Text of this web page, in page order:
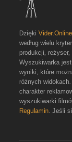
Dzięki Vider.Online
według wielu
produkcji,
Wyszukiwarka
wyniki, które
różnych
charakter
wyszukiwarki
Regulamin . Jeśli